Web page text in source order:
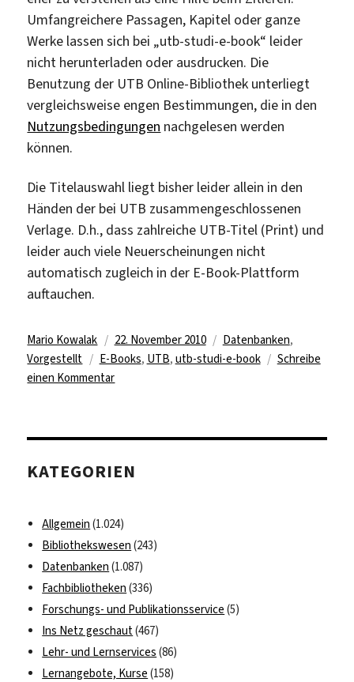
Umfangreichere Passagen, Kapitel oder ganze
Werke lassen sich bei „utb-studi-e-book“ leider
nicht herunterladen oder ausdrucken. Die
Benutzung der UTB Online-Bibliothek unterliegt
vergleichsweise engen Bestimmungen, die in den
Nutzungsbedingungen nachgelesen werden
können.
Die Titelauswahl liegt bisher leider allein in den
Händen der bei UTB zusammengeschlossenen
Verlage. D.h., dass zahlreiche UTB-Titel (Print) und
leider auch viele Neuerscheinungen nicht
automatisch zugleich in der E-Book-Plattform
auftauchen.
Autor
Mario Kowalak
Veröffentlicht
am
22. November 2010 Kategorien
Datenbanken,
Vorgestellt
Schlagwörter
E-Books, UTB, utb-studi-e-book
Schreibe
einen Kommentarzu
UTB-
KATEGORIEN
Allgemein (1.024)
Bibliothekswesen (243)
Datenbanken (1.087)
Fachbibliotheken (336)
Forschungs- und Publikationsservice (5)
Ins Netz geschaut(467)
Lehr- und Lernservices (86)
Lernangebote, Kurse (158)